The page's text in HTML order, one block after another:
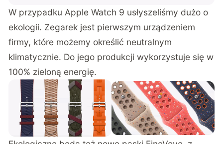
W przypadku Apple Watch 9 usłyszeliśmy dużo o
ekologii. Zegarek jest pierwszym urządzeniem
firmy, które możemy określić neutralnym
klimatycznie. Do jego produkcji wykorzystuje się w
100% zieloną energię.